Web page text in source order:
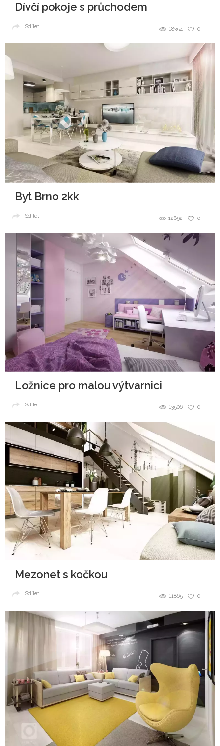
Dívčí pokoje s průchodem
0
18354
Sdílet
Byt Brno 2kk
0
12892
Sdílet
Ložnice pro malou výtvarnici
0
13506
Sdílet
Mezonet s kočkou
0
11865
Sdílet